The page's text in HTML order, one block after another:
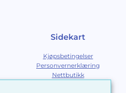
Sidekart
Kjøpsbetingelser
Personvernerklæring
Nettbutikk